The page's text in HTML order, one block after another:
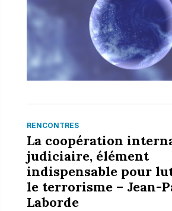
RENCONTRES
La coopération
judiciaire, élément
indispensable pour
le terrorisme – Jean-
Laborde